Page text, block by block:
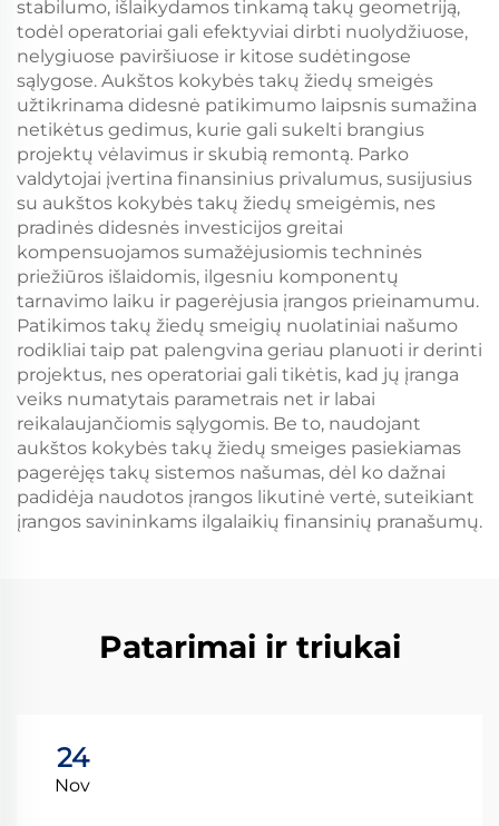
stabilumo, išlaikydamos tinkamą takų geometriją,
todėl operatoriai gali efektyviai dirbti nuolydžiuose,
nelygiuose paviršiuose ir kitose sudėtingose
sąlygose. Aukštos kokybės takų žiedų smeigės
užtikrinama didesnė patikimumo laipsnis sumažina
netikėtus gedimus, kurie gali sukelti brangius
projektų vėlavimus ir skubią remontą. Parko
valdytojai įvertina finansinius privalumus, susijusius
su aukštos kokybės takų žiedų smeigėmis, nes
pradinės didesnės investicijos greitai
kompensuojamos sumažėjusiomis techninės
priežiūros išlaidomis, ilgesniu komponentų
tarnavimo laiku ir pagerėjusia įrangos prieinamumu.
Patikimos takų žiedų smeigių nuolatiniai našumo
rodikliai taip pat palengvina geriau planuoti ir derinti
projektus, nes operatoriai gali tikėtis, kad jų įranga
veiks numatytais parametrais net ir labai
reikalaujančiomis sąlygomis. Be to, naudojant
aukštos kokybės takų žiedų smeiges pasiekiamas
pagerėjęs takų sistemos našumas, dėl ko dažnai
padidėja naudotos įrangos likutinė vertė, suteikiant
įrangos savininkams ilgalaikių finansinių pranašumų.
Patarimai ir triukai
24
Nov